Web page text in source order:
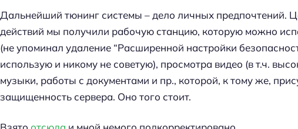
Дальнейший тюнинг системы – дело личных предпочтений.
действий мы получили рабочую станцию, которую можно
(не упоминал удаление “Расширенной настройки
использую и никому не советую), просмотра видео (в т.ч.
музыки, работы с документами и пр., которой, к тому же,
защищенность сервера. Оно того стоит.